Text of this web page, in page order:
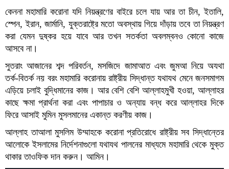
কেননা মহামারি করোনা যদি নিয়ন্ত্রণের বাইরে চলে যায় আর তা চীন, ইতালি,
স্পেন, ইরান, জার্মানি, যুক্তরাষ্ট্রে মতো অবস্থায় গিয়ে দাঁড়ায় তবে তা নিয়ন্ত্রণ
করা যেমন দুষ্কর হয়ে যাবে আর তখন সতর্কতা অবলম্বনও কোনো কাজে
আসবে না।
সুতরাং আজানের শব্দ পরিবর্তন, মসজিদে জামাআত এবং জুমআ নিয়ে অযথা
তর্ক-বিতর্ক নয় বরং মহামারি করোনায় রাষ্ট্রীয় সিদ্ধান্ত যথাযথ মেনে জনসমাগম
এড়িয়ে চলাই বুদ্ধিমানের কাজ। আর বেশি বেশি আল্লাহমুখী হওয়া, আল্লাহর
কাছে ক্ষমা প্রার্থনা করা এবং পাপাচার ও অন্যায় বন্ধ করে আল্লাহর দিকে
ফিরে আসাই মুমিন মুসলমানের একান্ত করণীয় কাজ।
আল্লাহ তাআলা মুসলিম উম্মাহকে করোনা প্রতিরোধে রাষ্ট্রীয় সব সিদ্ধান্তের
আলোকে ইসলামের নির্দেশনাগুলো যথাযথ পালনের মাধ্যমে মহামারি থেকে মুক্ত
থাকার তাওফিক দান করুন। আমিন।